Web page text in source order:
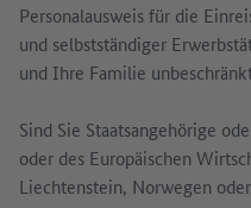
Personalausweis für die
und selbstständiger
und Ihre Familie
Sind Sie Staatsangehörige
oder des Europäischen
Liechtenstein, Norwegen